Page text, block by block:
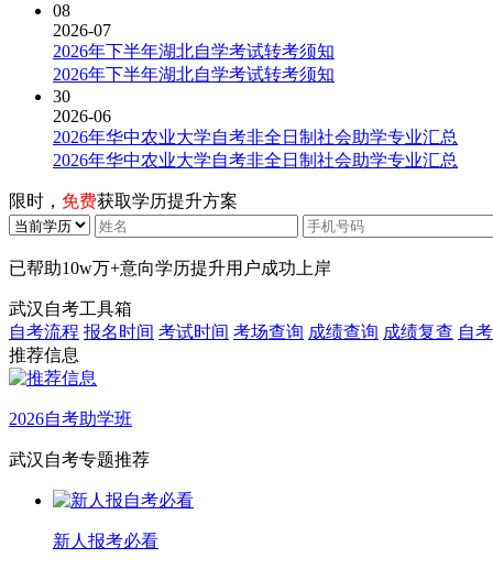
08
2026-07
2026年下半年湖北自学考试转考须知
2026年下半年湖北自学考试转考须知
30
2026-06
2026年华中农业大学自考非全日制社会助学专业汇总
2026年华中农业大学自考非全日制社会助学专业汇总
限时， 免费获取学历提升方案
已帮助10w万+意向学历提升用户成功上岸
武汉自考工具箱
自考流程 报名时间 考试时间 考场查询 成绩查询 成绩复查 自
推荐信息
2026自考助学班
武汉自考专题推荐
新人报考必看